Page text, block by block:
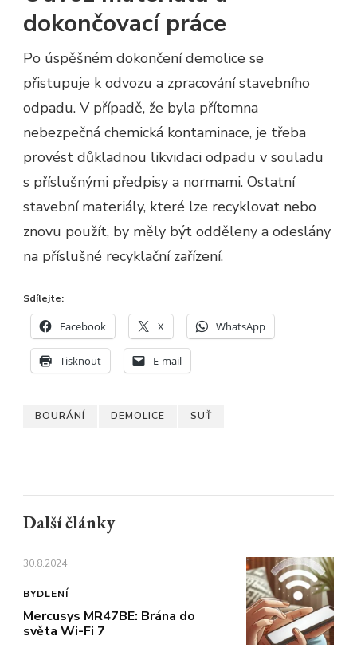
dokončovací práce
Po úspěšném dokončení demolice se
přistupuje k odvozu a zpracování stavebního
odpadu. V případě, že byla přítomna
nebezpečná chemická kontaminace, je třeba
provést důkladnou likvidaci odpadu v souladu
s příslušnými předpisy a normami. Ostatní
stavební materiály, které lze recyklovat nebo
znovu použít, by měly být odděleny a odeslány
na příslušné recyklační zařízení.
Sdílejte:
Facebook X WhatsApp
Tisknout E-mail
BOURÁNÍ DEMOLICE SUŤ
Další články
30.8.2024
BYDLENÍ
Mercusys MR47BE: Brána do
světa Wi-Fi 7